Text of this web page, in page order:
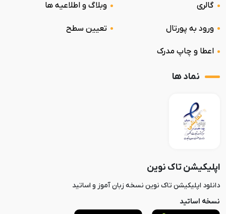
گالری وبلاگ و اطلاعیه ها
ورود به پورتال تعیین سطح
اعطا و چاپ مدرک
نماد ها
اپلیکیشن تاک نوین
دانلود اپلیکیشن تاک نوین نسخه زبان آموز و اساتید
نسخه اساتید